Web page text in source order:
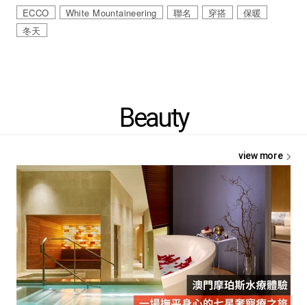
ECCO White Mountaineering 聯名 穿搭
保暖
冬天
Beauty
view more